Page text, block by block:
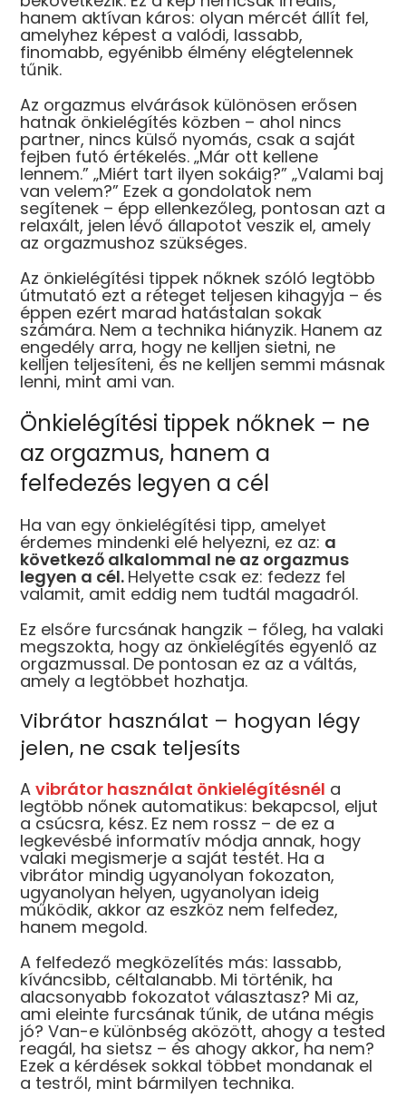
hanem aktívan káros: olyan mércét állít fel,
amelyhez képest a valódi, lassabb,
finomabb, egyénibb élmény elégtelennek
tűnik.
Az orgazmus elvárások különösen erősen
hatnak önkielégítés közben – ahol nincs
partner, nincs külső nyomás, csak a saját
fejben futó értékelés. „Már ott kellene
lennem.” „Miért tart ilyen sokáig?” „Valami baj
van velem?” Ezek a gondolatok nem
segítenek – épp ellenkezőleg, pontosan azt a
relaxált, jelen lévő állapotot veszik el, amely
az orgazmushoz szükséges.
Az önkielégítési tippek nőknek szóló legtöbb
útmutató ezt a réteget teljesen kihagyja – és
éppen ezért marad hatástalan sokak
számára. Nem a technika hiányzik. Hanem az
engedély arra, hogy ne kelljen sietni, ne
kelljen teljesíteni, és ne kelljen semmi másnak
lenni, mint ami van.
Önkielégítési tippek nőknek – ne
az orgazmus, hanem a
felfedezés legyen a cél
Ha van egy önkielégítési tipp, amelyet
érdemes mindenki elé helyezni, ez az: a
következő alkalommal ne az orgazmus
legyen a cél. Helyette csak ez: fedezz fel
valamit, amit eddig nem tudtál magadról.
Ez elsőre furcsának hangzik – főleg, ha valaki
megszokta, hogy az önkielégítés egyenlő az
orgazmussal. De pontosan ez az a váltás,
amely a legtöbbet hozhatja.
Vibrátor használat – hogyan légy
jelen, ne csak teljesíts
Avibrátor használat önkielégítésnél a
legtöbb nőnek automatikus: bekapcsol, eljut
a csúcsra, kész. Ez nem rossz – de ez a
legkevésbé informatív módja annak, hogy
valaki megismerje a saját testét. Ha a
vibrátor mindig ugyanolyan fokozaton,
ugyanolyan helyen, ugyanolyan ideig
működik, akkor az eszköz nem felfedez,
hanem megold.
A felfedező megközelítés más: lassabb,
kíváncsibb, céltalanabb. Mi történik, ha
alacsonyabb fokozatot választasz? Mi az,
ami eleinte furcsának tűnik, de utána mégis
jó? Van-e különbség aközött, ahogy a tested
reagál, ha sietsz – és ahogy akkor, ha nem?
Ezek a kérdések sokkal többet mondanak el
a testről, mint bármilyen technika.